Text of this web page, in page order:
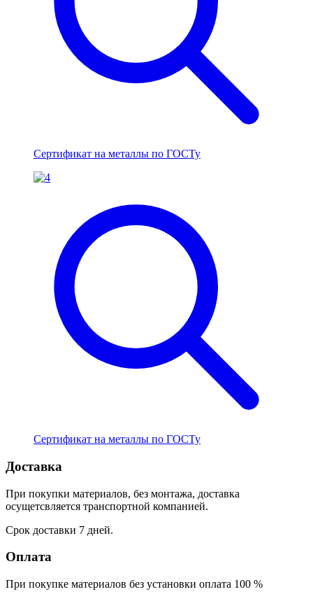
Сертификат на металлы по ГОСТу
Сертификат на металлы по ГОСТу
Доставка
При покупки материалов, без монтажа, доставка
осущетсвляется транспортной компанией.
Срок доставки 7 дней.
Оплата
При покупке материалов без установки оплата 100 %